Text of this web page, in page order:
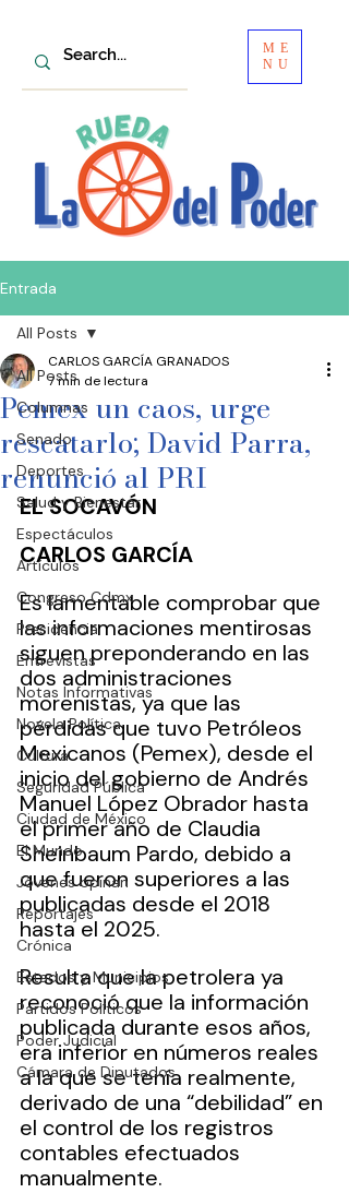
ME
NU
Entrada
All Posts
Columnas
Senado
Deportes
Salud y Bienestar
Espectáculos
Artículos
Congreso Cdmx
Presidencia
Entrevistas
Notas Informativas
Novela Política
Cultura
Seguridad Pública
Ciudad de México
El Mundo
Jóvenes opinan
Reportajes
Crónica
Estados y Municipios
Partidos Políticos
Poder Judicial
Cámara de Diputados
All Posts
Pemex un caos, urge
rescatarlo; David Parra,
renunció al PRI
CARLOS GARCÍA GRANADOS
7 min de lectura
EL SOCAVÓN
CARLOS GARCÍA
Es lamentable comprobar que
las informaciones mentirosas
siguen preponderando en las
dos administraciones
morenistas, ya que las
pérdidas que tuvo Petróleos
Mexicanos (Pemex), desde el
inicio del gobierno de Andrés
Manuel López Obrador hasta
el primer año de Claudia
Sheinbaum Pardo, debido a
que fueron superiores a las
publicadas desde el 2018
hasta el 2025.
Resulta que la petrolera ya
reconoció que la información
publicada durante esos años,
era inferior en números reales
a la que se tenía realmente,
derivado de una “debilidad” en
el control de los registros
contables efectuados
manualmente.